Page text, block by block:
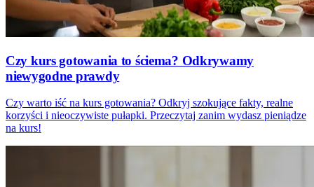
Czy kurs gotowania to ściema? Odkrywamy
niewygodne prawdy
Czy warto iść na kurs gotowania? Odkryj szokujące fakty, realne
korzyści i nieoczywiste pułapki. Przeczytaj zanim wydasz pieniądze
na kurs!